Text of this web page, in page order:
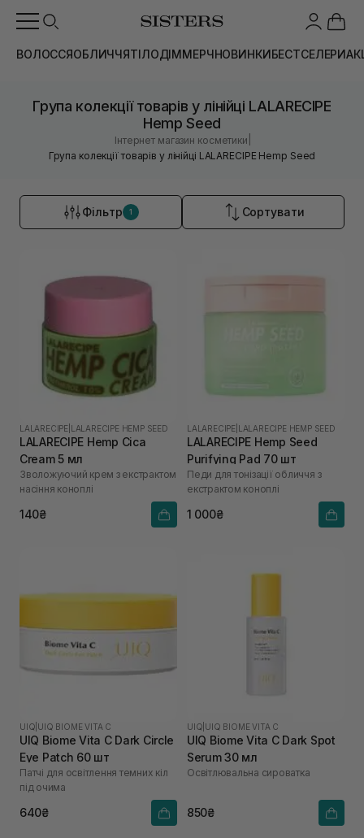
ВОЛОССЯОБЛИЧЧЯТІЛОДІММЕРЧНОВИНКИБЕСТСЕЛЕРИ
Група колекції товарів у лінійці LALARECIPE
Hemp Seed
Інтернет магазин косметики
Група колекції товарів у лінійці LALARECIPE Hemp Seed
Фільтр 1 Сортувати
LALARECIPE LALARECIPE HEMP SEED
LALARECIPE Hemp Cica
Cream 5 мл
Зволожуючий крем з екстрактом
насіння коноплі
140₴
LALARECIPE LALARECIPE HEMP SEED
LALARECIPE Hemp Seed
Purifying Pad 70 шт
Педи для тонізації обличчя з
екстрактом коноплі
1 000₴
UIQ UIQ BIOME VITA C
UIQ Biome Vita C Dark Circle
Eye Patch 60 шт
Патчі для освітлення темних кіл
під очима
640₴
UIQ UIQ BIOME VITA C
UIQ Biome Vita C Dark Spot
Serum 30 мл
Освітлювальна сироватка
850₴